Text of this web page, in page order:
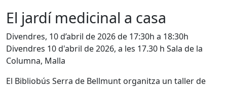
El jardí medicinal a casa
Divendres, 10 d’abril de 2026 de 17:30h a 18:30h
Divendres 10 d'abril de 2026, a les 17.30 h Sala de la
Columna, Malla
El Bibliobús Serra de Bellmunt organitza un taller de